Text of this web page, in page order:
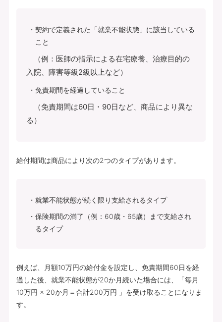
契約で定義された「就業不能状態」に該当している
こと
（例：医師の指示による在宅療養、治療目的の
入院、障害等級2級以上など）
免責期間を経過していること
（免責期間は60日・90日など、商品により異な
る）
給付期間は商品により次の2つのタイプがあります。
就業不能状態が続く限り支給されるタイプ
保険期間の満了（例：60歳・65歳）まで支給され
るタイプ
例えば、月額10万円の給付金を設定し、免責期間60日を経
過した後、就業不能状態が20か月続いた場合には、「毎月
10万円 × 20か月＝合計200万円 」を受け取ることになりま
す。